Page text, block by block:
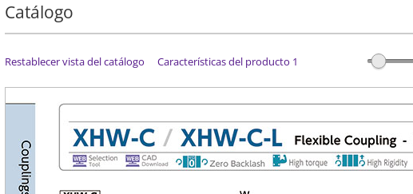
Catálogo
Restablecer vista del catálogo Características del producto 1